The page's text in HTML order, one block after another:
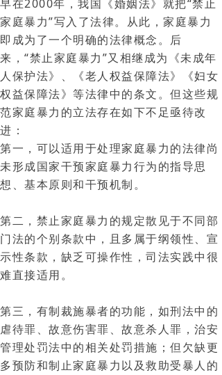
早在2000年，我国《婚姻法》就把“禁止
家庭暴力”写入了法律。从此，家庭暴力
即成为了一个明确的法律概念。后
来，“禁止家庭暴力”又相继成为《未成年
人保护法》、《老人权益保障法》《妇女
权益保障法》等法律中的条文。但这些规
范家庭暴力的立法存在如下不足亟待改
进：
第一，可以适用于处理家庭暴力的法律尚
未形成国家干预家庭暴力行为的指导思
想、基本原则和干预机制。
第二，禁止家庭暴力的规定散见于不同部
门法的个别条款中，且多属于纲领性、宣
示性条款，缺乏可操作性，司法实践中很
难直接适用。
第三，有制裁施暴者的功能，如刑法中的
虐待罪、故意伤害罪、故意杀人罪，治安
管理处罚法中的相关处罚措施；但欠缺更
多预防和制止家庭暴力以及救助受暴人的